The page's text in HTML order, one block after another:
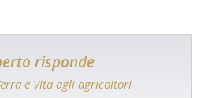
risponde
e Vita agli agricoltori